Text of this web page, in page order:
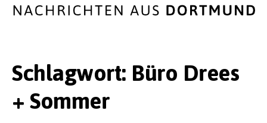
Schlagwort: Büro Drees
+ Sommer